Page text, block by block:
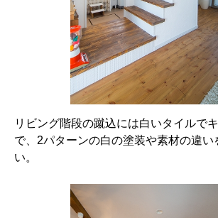
リビング階段の蹴込には白いタイルで
で、2パターンの白の塗装や素材の違い
い。